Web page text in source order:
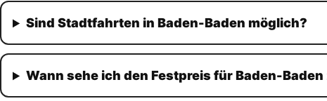
Sind Stadtfahrten in Baden-Baden möglich?
Wann sehe ich den Festpreis für Baden-